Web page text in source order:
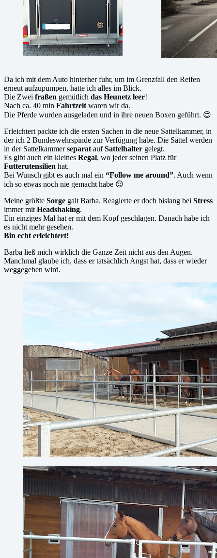
Da ich mit dem Auto hinterher fuhr, um im Grenzfall den Reifen
erneut aufzupumpen, hatte ich alles im Blick.
Die Zwei fraßen gemütlich das Heunetz leer!
Nach ca. 40 min Fahrtzeitwaren wir da.
Die Pferde wurden ausgeladen und in ihre neuen Boxen geführt. 😊
Erleichtert packte ich die ersten Sachen in die neue Sattelkammer, in
der ich 2 Bundeswehrspinde zur Verfügung habe. Die Sättel werden
in der SattelkammerseparataufSattelhalter gelegt.
Es gibt auch ein kleines Regal, wo jeder seinen Platz für
Futterutensilien hat.
Bei Wunsch gibt es auch mal ein “Follow me around”. Auch wenn
ich so etwas noch nie gemacht habe 😌
Meine größte Sorge galt Barba. Reagierte er doch bislang bei Stress
immer mitHeadshaking.
Ein einziges Mal hat er mit dem Kopf geschlagen. Danach habe ich
es nicht mehr gesehen.
Bin echt erleichtert!
Barba ließ mich wirklich die Ganze Zeit nicht aus den Augen.
Manchmal glaube ich, dass er tatsächlich Angst hat, dass er wieder
weggegeben wird.